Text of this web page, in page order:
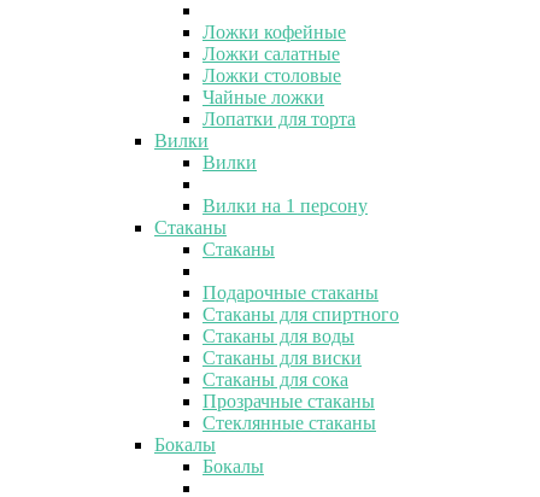
Ложки кофейные
Ложки салатные
Ложки столовые
Чайные ложки
Лопатки для торта
Вилки
Вилки
Вилки на 1 персону
Стаканы
Стаканы
Подарочные стаканы
Стаканы для спиртного
Стаканы для воды
Стаканы для виски
Стаканы для сока
Прозрачные стаканы
Стеклянные стаканы
Бокалы
Бокалы